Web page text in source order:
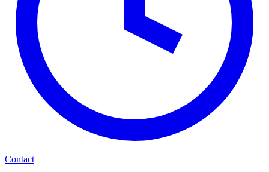
Contact